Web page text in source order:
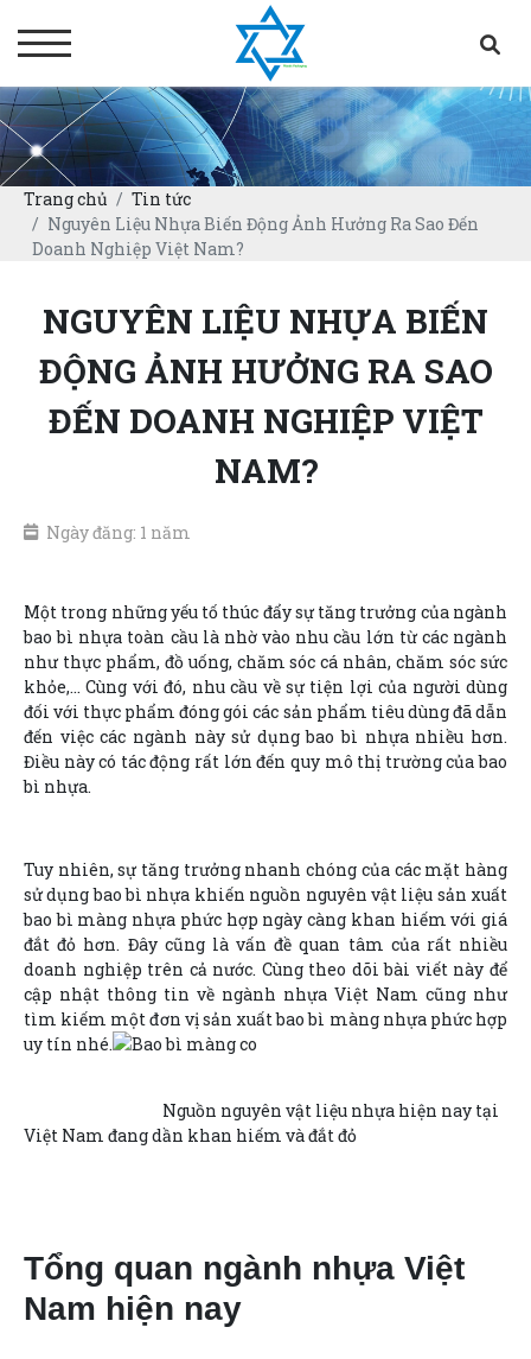
Trang chủ
Tin tức
Nguyên Liệu Nhựa Biến Động Ảnh Hưởng Ra Sao Đến
Doanh Nghiệp Việt Nam?
NGUYÊN LIỆU NHỰA BIẾN
ĐỘNG ẢNH HƯỞNG RA SAO
ĐẾN DOANH NGHIỆP VIỆT
NAM?
Ngày đăng: 1 năm
Một trong những yếu tố thúc đẩy sự tăng trưởng của ngành
bao bì nhựa toàn cầu là nhờ vào nhu cầu lớn từ các ngành
như thực phẩm, đồ uống, chăm sóc cá nhân, chăm sóc sức
khỏe,… Cùng với đó, nhu cầu về sự tiện lợi của người dùng
đối với thực phẩm đóng gói các sản phẩm tiêu dùng đã dẫn
đến việc các ngành này sử dụng bao bì nhựa nhiều hơn.
Điều này có tác động rất lớn đến quy mô thị trường của bao
bì nhựa.
Tuy nhiên, sự tăng trưởng nhanh chóng của các mặt hàng
sử dụng bao bì nhựa khiến nguồn nguyên vật liệu sản xuất
bao bì màng nhựa phức hợp ngày càng khan hiếm với giá
đắt đỏ hơn. Đây cũng là vấn đề quan tâm của rất nhiều
doanh nghiệp trên cả nước. Cùng theo dõi bài viết này để
cập nhật thông tin về ngành nhựa Việt Nam cũng như
tìm kiếm một đơn vị sản xuất bao bì màng nhựa phức hợp
uy tín nhé.
Nguồn nguyên vật liệu nhựa hiện nay tại
Việt Nam đang dần khan hiếm và đắt đỏ
Tổng quan ngành nhựa Việt
Nam hiện nay